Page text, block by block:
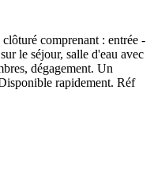
comprenant : entrée -
le séjour, salle d'eau avec
dégagement. Un
rapidement. Réf